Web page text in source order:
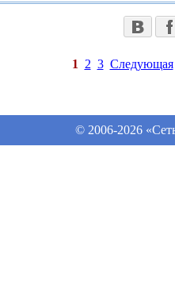
1 2 3 Следующая
© 2006-2026